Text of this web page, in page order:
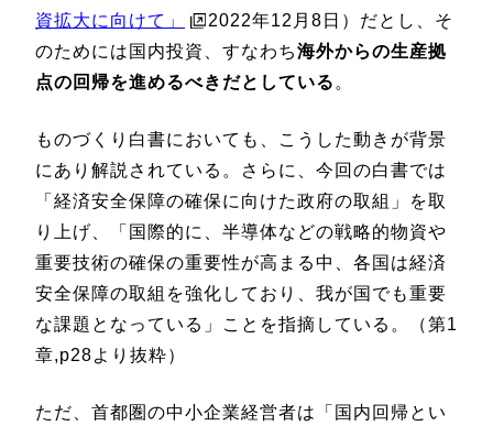
資拡大に向けて」
2022年12月8日）だとし、そ
のためには国内投資、すなわち海外からの生産拠
点の回帰を進めるべきだとしている 。
ものづくり白書においても、こうした動きが背景
にあり解説されている。さらに、今回の白書では
「経済安全保障の確保に向けた政府の取組」を取
り上げ、「国際的に、半導体などの戦略的物資や
重要技術の確保の重要性が高まる中、各国は経済
安全保障の取組を強化しており、我が国でも重要
な課題となっている」ことを指摘している。（第1
章,p28より抜粋）
ただ、首都圏の中小企業経営者は「国内回帰とい